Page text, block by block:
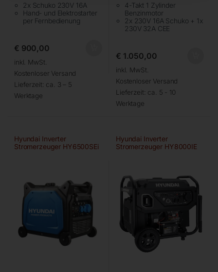
2x Schuko 230V 16A
Hand- und Elektrostarter
per Fernbedienung
€ 900,00
inkl. MwSt.
Kostenloser Versand
Lieferzeit: ca. 3 – 5
Werktage
4-Takt 1 Zylinder
Benzinmotor
2x 230V 16A Schuko + 1x
230V 32A CEE
€ 1.050,00
inkl. MwSt.
Kostenloser Versand
Lieferzeit: ca. 5 - 10
Werktage
Hyundai Inverter
Stromerzeuger HY6500SEi
Hyundai Inverter
Stromerzeuger HY8000IE